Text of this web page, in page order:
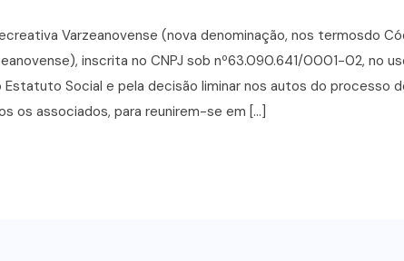
Varzeanovense (nova denominação, nos termosdo
inscrita no CNPJ sob nº63.090.641/0001-02, no
Social e pela decisão liminar nos autos do processo
os associados, para reunirem-se em […]